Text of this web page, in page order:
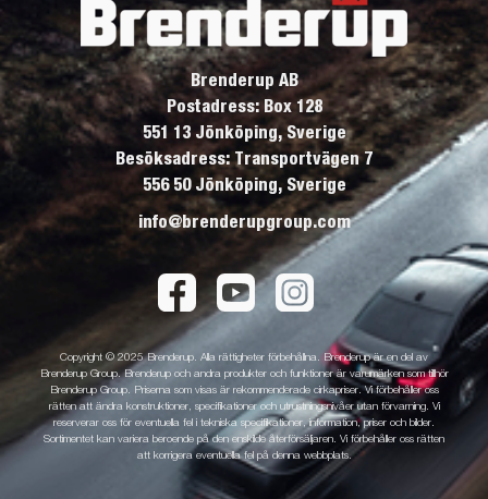
Brenderup AB
Postadress: Box 128
551 13 Jönköping, Sverige
Besöksadress: Transportvägen 7
556 50 Jönköping, Sverige
info@brenderupgroup.com
Copyright © 2025 Brenderup. Alla rättigheter förbehållna. Brenderup är en del av
Brenderup Group. Brenderup och andra produkter och funktioner är varumärken som tillhör
Brenderup Group. Priserna som visas är rekommenderade cirkapriser. Vi förbehåller oss
rätten att ändra konstruktioner, specifikationer och utrustningsnivåer utan förvarning. Vi
reserverar oss för eventuella fel i tekniska specifikationer, information, priser och bilder.
Sortimentet kan variera beroende på den enskilde återförsäljaren. Vi förbehåller oss rätten
att korrigera eventuella fel på denna webbplats.